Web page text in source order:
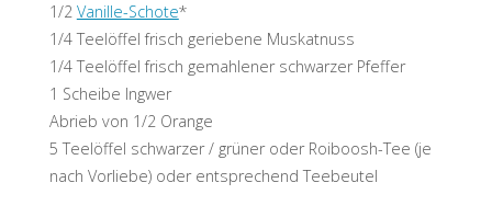
1/2 Vanille-Schote*
1/4 Teelöffel frisch geriebene Muskatnuss
1/4 Teelöffel frisch gemahlener schwarzer Pfeffer
1 Scheibe Ingwer
Abrieb von 1/2 Orange
5 Teelöffel schwarzer / grüner oder Roiboosh-Tee (je
nach Vorliebe) oder entsprechend Teebeutel